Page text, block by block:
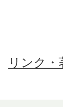
リンク・